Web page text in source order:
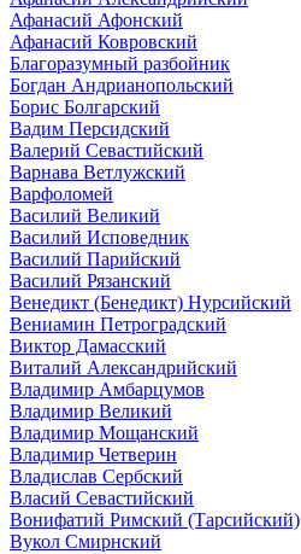
Афанасий Афонский
Афанасий Ковровский
Благоразумный разбойник
Богдан Андрианопольский
Борис Болгарский
Вадим Персидский
Валерий Севастийский
Варнава Ветлужский
Варфоломей
Василий Великий
Василий Исповедник
Василий Парийский
Василий Рязанский
Венедикт (Бенедикт) Нурсийский
Вениамин Петроградский
Виктор Дамасский
Виталий Александрийский
Владимир Амбарцумов
Владимир Великий
Владимир Мощанский
Владимир Четверин
Владислав Сербский
Власий Севастийский
Вонифатий Римский (Тарсийский)
Вукол Смирнский